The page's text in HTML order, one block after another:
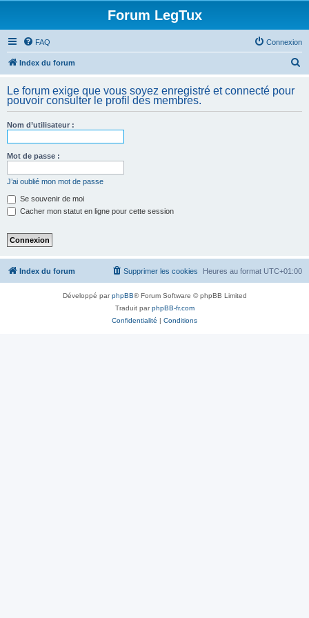
Forum LegTux
FAQ Connexion
Index du forum
h
Le forum exige que vous soyez enregistré et connecté pour
pouvoir consulter le profil des membres.
Nom d’utilisateur :
Mot de passe :
J’ai oublié mon mot de passe
Se souvenir de moi
Cacher mon statut en ligne pour cette session
Index du forum Heures au format UTC+01:00
Supprimer les cookies
Développé parphpBB® Forum Software © phpBB Limited
Traduit parphpBB-fr.com
Confidentialité | Conditions